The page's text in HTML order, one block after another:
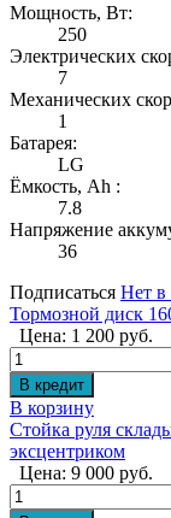
Мощность, Вт:
250
Электрических
7
Механических
1
Батарея:
LG
Ёмкость, Ah :
7.8
Напряжение
36
Подписаться Нет в
Тормозной диск
Цена: 1 200 руб.
В корзину
Стойка руля
эксцентриком
Цена: 9 000 руб.